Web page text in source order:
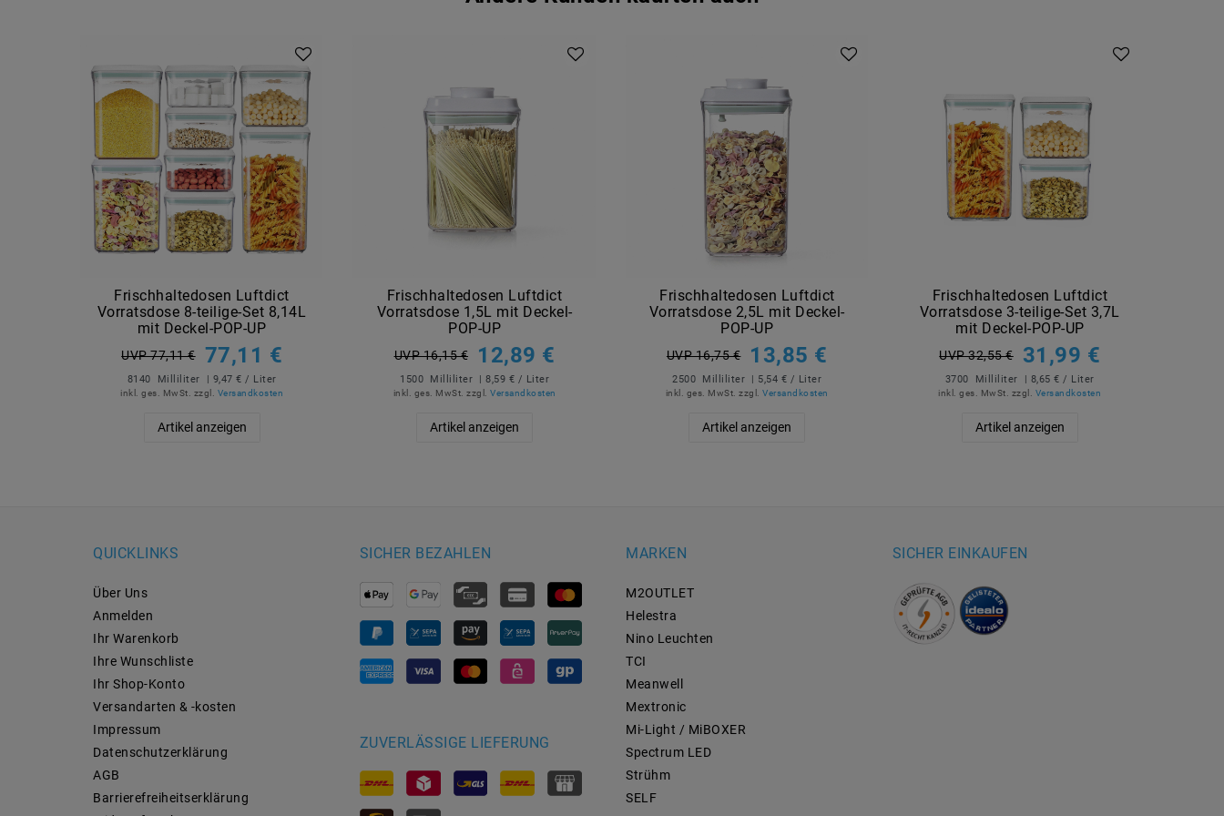
Frischhaltedosen Luftdict
Vorratsdose 8-teilige-Set 8,14L
mit Deckel-POP-UP
UVP 77,11 € 77,11 €
8140 Milliliter | 9,47 € / Liter
inkl. ges. MwSt. zzgl. Versandkosten
Artikel anzeigen
Frischhaltedosen Luftdict
Vorratsdose 1,5L mit Deckel-
POP-UP
UVP 16,15 € 12,89 €
1500 Milliliter | 8,59 € / Liter
inkl. ges. MwSt. zzgl.Versandkosten
Artikel anzeigen
Frischhaltedosen Luftdict
Vorratsdose 2,5L mit Deckel-
POP-UP
UVP 16,75 € 13,85 €
2500 Milliliter | 5,54 € / Liter
inkl. ges. MwSt. zzgl.Versandkosten
Artikel anzeigen
Frischhaltedosen Luftdict
Vorratsdose 3-teilige-Set 3,7L
mit Deckel-POP-UP
UVP 32,55 € 31,99 €
3700 Milliliter | 8,65 € / Liter
inkl. ges. MwSt. zzgl. Versandkosten
Artikel anzeigen
QUICKLINKS
Über Uns
Anmelden
Ihr Warenkorb
Ihre Wunschliste
Ihr Shop-Konto
Versandarten & -kosten
Impressum
Daten­schutz­erklärung
AGB
Barrierefreiheitserklärung
SICHER BEZAHLEN
ZUVERLÄSSIGE LIEFERUNG
MARKEN
M2OUTLET
Helestra
Nino Leuchten
TCI
Meanwell
Mextronic
Mi-Light / MiBOXER
Spectrum LED
Strühm
SELF
SICHER EINKAUFEN